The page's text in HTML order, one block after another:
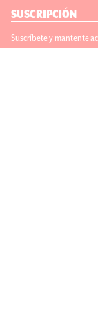
SUSCRIPCIÓN
Suscríbete y mantente